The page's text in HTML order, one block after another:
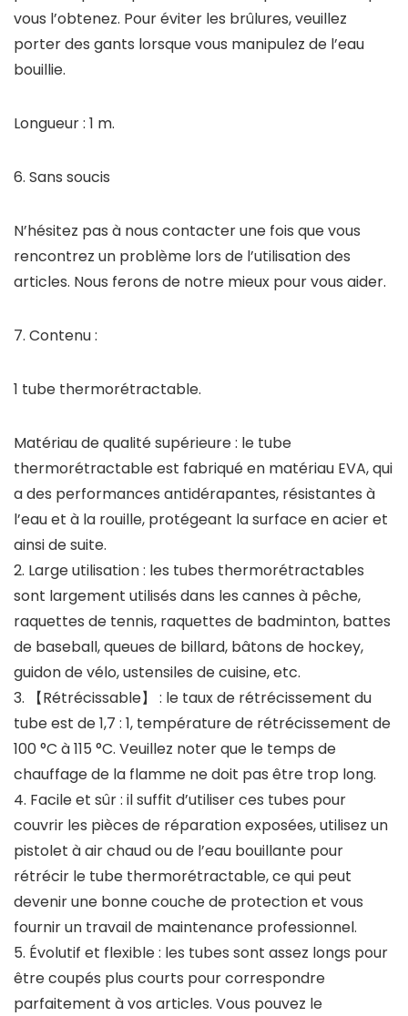
vous l’obtenez. Pour éviter les brûlures, veuillez
porter des gants lorsque vous manipulez de l’eau
bouillie.
Longueur : 1 m.
6. Sans soucis
N’hésitez pas à nous contacter une fois que vous
rencontrez un problème lors de l’utilisation des
articles. Nous ferons de notre mieux pour vous aider.
7. Contenu :
1 tube thermorétractable.
Matériau de qualité supérieure : le tube
thermorétractable est fabriqué en matériau EVA, qui
a des performances antidérapantes, résistantes à
l’eau et à la rouille, protégeant la surface en acier et
ainsi de suite.
2. Large utilisation : les tubes thermorétractables
sont largement utilisés dans les cannes à pêche,
raquettes de tennis, raquettes de badminton, battes
de baseball, queues de billard, bâtons de hockey,
guidon de vélo, ustensiles de cuisine, etc.
3. 【Rétrécissable】 : le taux de rétrécissement du
tube est de 1,7 : 1, température de rétrécissement de
100 °C à 115 °C. Veuillez noter que le temps de
chauffage de la flamme ne doit pas être trop long.
4. Facile et sûr : il suffit d’utiliser ces tubes pour
couvrir les pièces de réparation exposées, utilisez un
pistolet à air chaud ou de l’eau bouillante pour
rétrécir le tube thermorétractable, ce qui peut
devenir une bonne couche de protection et vous
fournir un travail de maintenance professionnel.
5. Évolutif et flexible : les tubes sont assez longs pour
être coupés plus courts pour correspondre
parfaitement à vos articles. Vous pouvez le